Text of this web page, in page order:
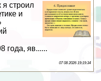
я строил
и
года, яв......
07 08 2026 19:19:34